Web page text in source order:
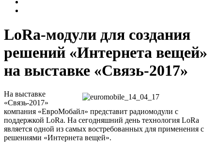
LoRa-модули для создания
решений «Интернета вещей»
на выставке «Связь-2017»
На выставке
«Связь-2017»
компания «ЕвроМобайл» представит радиомодули с
поддержкой LoRa. На сегодняшний день технология LoRa
является одной из самых востребованных для применения с
решениями «Интернета вещей».